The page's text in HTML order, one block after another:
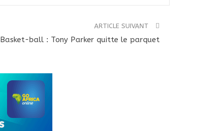
ARTICLE SUIVANT
Basket-ball : Tony Parker quitte le parquet